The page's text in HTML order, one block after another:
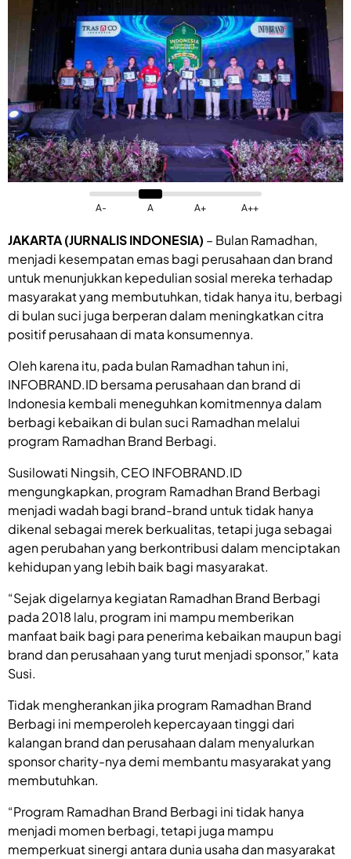
A- A A+ A++
JAKARTA (JURNALIS INDONESIA) – Bulan Ramadhan,
menjadi kesempatan emas bagi perusahaan dan brand
untuk menunjukkan kepedulian sosial mereka terhadap
masyarakat yang membutuhkan, tidak hanya itu, berbagi
di bulan suci juga berperan dalam meningkatkan citra
positif perusahaan di mata konsumennya.
Oleh karena itu, pada bulan Ramadhan tahun ini,
INFOBRAND.ID bersama perusahaan dan brand di
Indonesia kembali meneguhkan komitmennya dalam
berbagi kebaikan di bulan suci Ramadhan melalui
program Ramadhan Brand Berbagi.
Susilowati Ningsih, CEO INFOBRAND.ID
mengungkapkan, program Ramadhan Brand Berbagi
menjadi wadah bagi brand-brand untuk tidak hanya
dikenal sebagai merek berkualitas, tetapi juga sebagai
agen perubahan yang berkontribusi dalam menciptakan
kehidupan yang lebih baik bagi masyarakat.
“Sejak digelarnya kegiatan Ramadhan Brand Berbagi
pada 2018 lalu, program ini mampu memberikan
manfaat baik bagi para penerima kebaikan maupun bagi
brand dan perusahaan yang turut menjadi sponsor,” kata
Susi.
Tidak mengherankan jika program Ramadhan Brand
Berbagi ini memperoleh kepercayaan tinggi dari
kalangan brand dan perusahaan dalam menyalurkan
sponsor charity-nya demi membantu masyarakat yang
membutuhkan.
“Program Ramadhan Brand Berbagi ini tidak hanya
menjadi momen berbagi, tetapi juga mampu
memperkuat sinergi antara dunia usaha dan masyarakat